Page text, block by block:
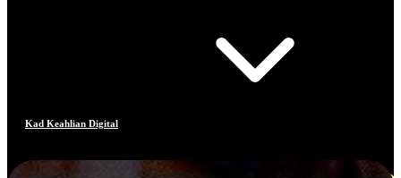
Kad Keahlian Digital